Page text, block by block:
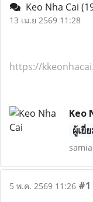
Keo Nha Cai
13 เม.ย 2569 11:28
https://
Keo
ผู้เยี่
5 พ.ค. 2569 11:26 #1